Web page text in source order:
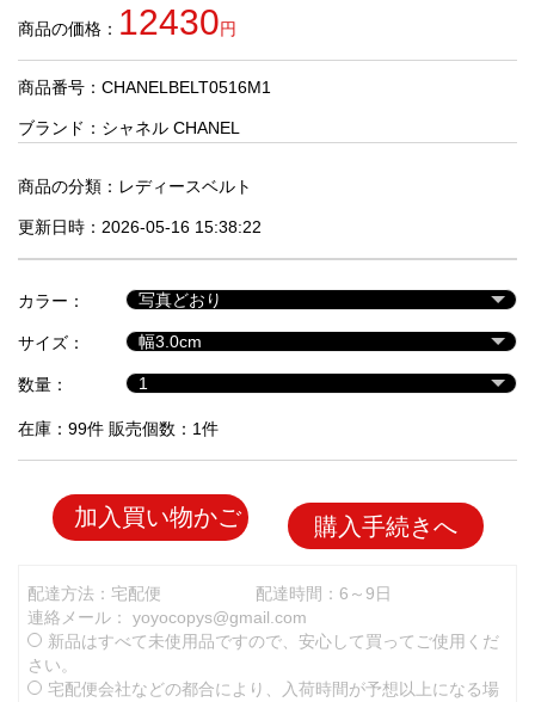
人
気
商
セ
ル
品
商品の価格： 12430円
商品番号：CHANELBELT0516M1
ブランド： シャネル CHANEL
商品の分類： レディースベルト
更新日時：2026-05-16 15:38:22
カラー：
サイズ：
数量：
在庫：99件 販売個数：1件
加入買い物かご 購入手続きへ
配達方法：宅配便
配達時間：6～9日
連絡メール： yoyocopys@gmail.com
新品はすべて未使用品ですので、安心して買ってご使用くだ
さい。
宅配便会社などの都合により、入荷時間が予想以上になる場